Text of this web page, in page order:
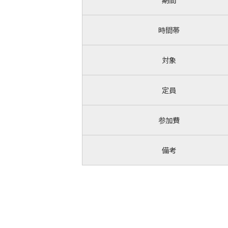
時間帯
対象
定員
参加費
備考